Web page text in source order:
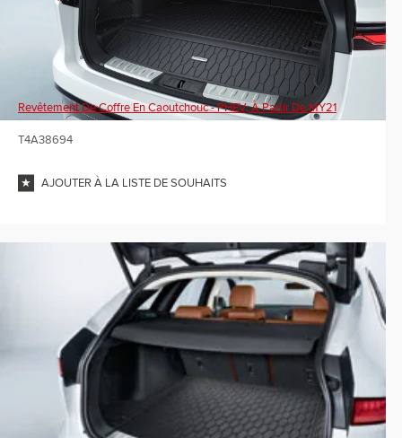
Revêtement De Coffre En Caoutchouc - PHEV, À Partir De MY21
T4A38694
AJOUTER À LA LISTE DE SOUHAITS